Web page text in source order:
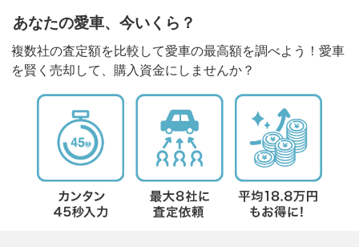
あなたの愛車、今いくら？
複数社の査定額を比較して愛車の最高額を調べよう！愛車
を賢く売却して、購入資金にしませんか？